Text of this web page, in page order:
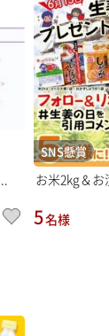
SNS懸賞
お米2kg＆お
5名様